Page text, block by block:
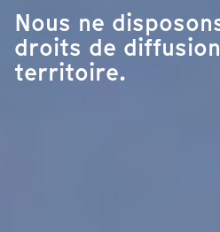
Nous ne
droits de
territoire.